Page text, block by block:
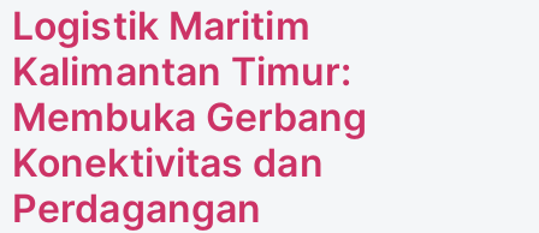
Logistik Maritim
Kalimantan Timur:
Membuka Gerbang
Konektivitas dan
Perdagangan